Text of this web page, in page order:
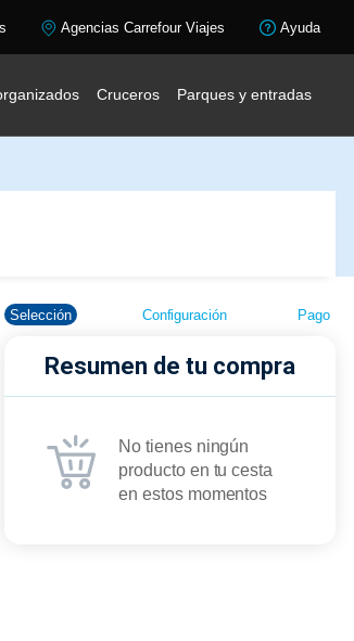
Agencias Carrefour Viajes Ayuda
Cruceros Parques y entradas
Selección Configuración Pago
Resumen de tu compra
No tienes ningún
producto en tu cesta
en estos momentos